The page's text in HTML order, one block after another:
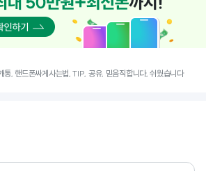
통, 핸드폰싸게사는법, TIP, 공유, 믿음직합니다, 쉬웠습니다